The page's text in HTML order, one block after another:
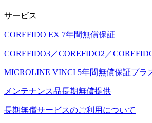
サービス
COREFIDO EX 7年間無償保証
COREFIDO3／COREFIDO2／
MICROLINE VINCI 5年間無償保証プラ
メンテナンス品長期無償提供
長期無償サービスのご利用について